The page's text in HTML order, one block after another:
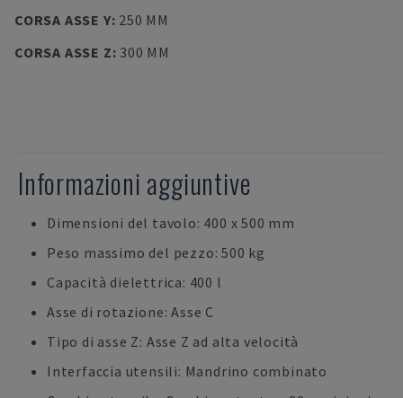
CORSA ASSE Y: 250 MM
CORSA ASSE Z: 300 MM
Informazioni aggiuntive
Dimensioni del tavolo: 400 x 500 mm
Peso massimo del pezzo: 500 kg
Capacità dielettrica: 400 l
Asse di rotazione: Asse C
Tipo di asse Z: Asse Z ad alta velocità
Interfaccia utensili: Mandrino combinato